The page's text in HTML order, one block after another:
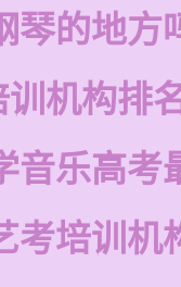
琴的地方
机构排
音乐高考
考培训机